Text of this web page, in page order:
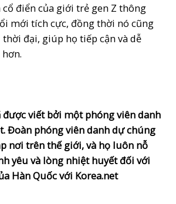
điển của giới trẻ gen Z thông
mới tích cực, đồng thời nó cũng
đại, giúp họ tiếp cận và dễ
được viết bởi một phóng viên danh
Đoàn phóng viên danh dự chúng
nơi trên thế giới, và họ luôn nỗ
yêu và lòng nhiệt huyết đối với
Hàn Quốc với Korea.net